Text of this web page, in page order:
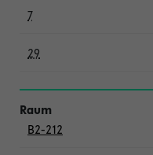
7
29
B2-212